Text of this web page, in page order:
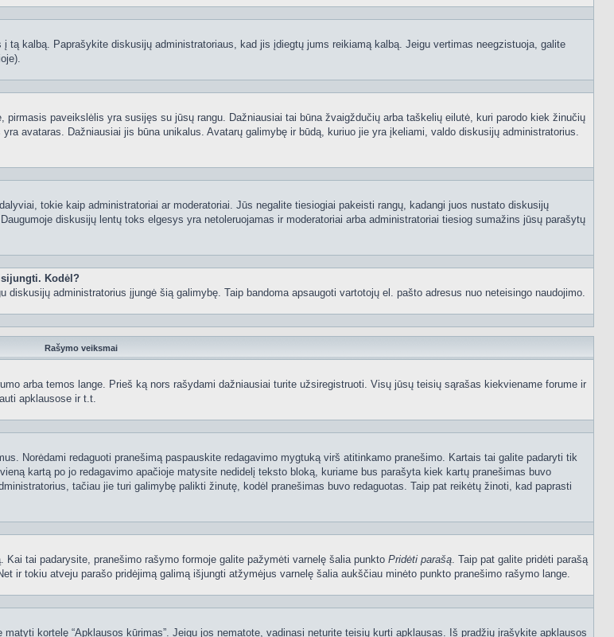
kalbą. Paprašykite diskusijų administratoriaus, kad jis įdiegtų jums reikiamą kalbą. Jeigu vertimas neegzistuoja, galite
paveikslėlis yra susijęs su jūsų rangu. Dažniausiai tai būna žvaigždučių arba taškelių eilutė, kuri parodo kiek žinučių
avataras. Dažniausiai jis būna unikalus. Avatarų galimybę ir būdą, kuriuo jie yra įkeliami, valdo diskusijų administratorius.
tokie kaip administratoriai ar moderatoriai. Jūs negalite tiesiogiai pakeisti rangų, kadangi juos nustato diskusijų
diskusijų lentų toks elgesys yra netoleruojamas ir moderatoriai arba administratoriai tiesiog sumažins jūsų parašytų
Kodėl?
administratorius įjungė šią galimybę. Taip bandoma apsaugoti vartotojų el. pašto adresus nuo neteisingo naudojimo.
Rašymo veiksmai
arba temos lange. Prieš ką nors rašydami dažniausiai turite užsiregistruoti. Visų jūsų teisių sąrašas kiekviename forume ir
apklausose ir t.t.
Norėdami redaguoti pranešimą paspauskite redagavimo mygtuką virš atitinkamo pranešimo. Kartais tai galite padaryti tik
kartą po jo redagavimo apačioje matysite nedidelį teksto bloką, kuriame bus parašyta kiek kartų pranešimas buvo
tačiau jie turi galimybę palikti žinutę, kodėl pranešimas buvo redaguotas. Taip pat reikėtų žinoti, kad paprasti
tai padarysite, pranešimo rašymo formoje galite pažymėti varnelę šalia punkto Pridėti parašą. Taip pat galite pridėti parašą
ir tokiu atveju parašo pridėjimą galimą išjungti atžymėjus varnelę šalia aukščiau minėto punkto pranešimo rašymo lange.
kortelę “Apklausos kūrimas”. Jeigu jos nematote, vadinasi neturite teisių kurti apklausas. Iš pradžių įrašykite apklausos